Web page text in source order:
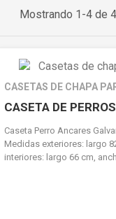
Mostrando 1-4 de
CASETAS DE CHAPA
CASETA DE
Caseta Perro Ancares
Medidas exteriores: largo
interiores: largo 66 cm,